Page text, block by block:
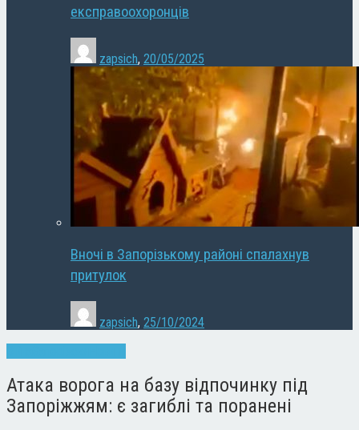
експравоохоронців
zapsich, 20/05/2025
Вночі в Запорізькому районі спалахнув
притулок
zapsich, 25/10/2024
Атака ворога на базу відпочинку під
Запоріжжям: є загиблі та поранені